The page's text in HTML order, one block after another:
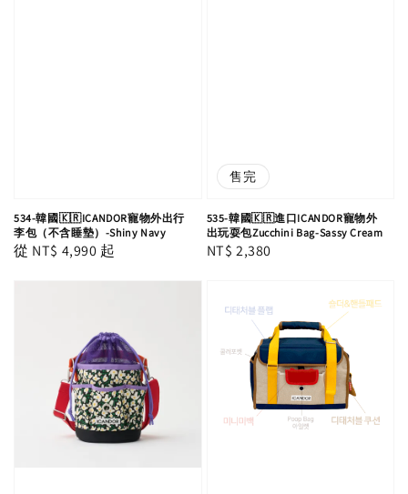
534-韓國🇰🇷ICANDOR寵物外出行
李包（不含睡墊）-Shiny Navy
Regular
從 NT$ 4,990 起
售完
535-韓國🇰🇷進口ICANDOR寵物外
出玩耍包Zucchini Bag-Sassy Cream
Regular
NT$ 2,380